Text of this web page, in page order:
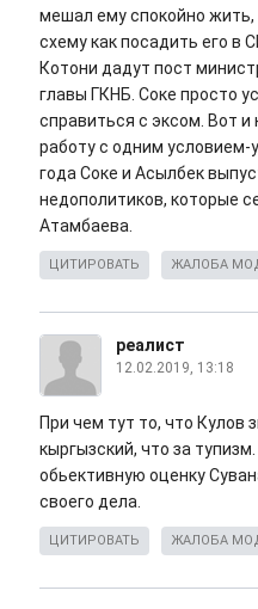
мешал ему спокойно
схему как посадить его в
Котони дадут пост
главы ГКНБ. Соке просто
справиться с эксом. Вот и
работу с одним
года Соке и Асылбек
недополитиков, которые
Атамбаева.
ЦИТИРОВАТЬ ЖАЛОБА
реалист
12.02.2019, 13:18
При чем тут то, что Кулов
кыргызский, что за
обьективную оценку
своего дела.
ЦИТИРОВАТЬ ЖАЛОБА